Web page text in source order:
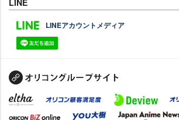
LINE
LINEアカウントメディア